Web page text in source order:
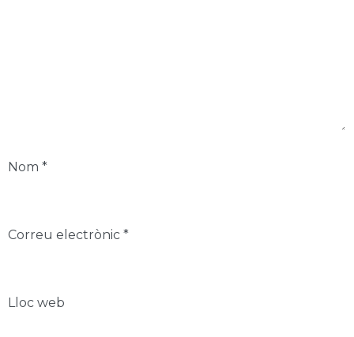
Nom *
Correu electrònic *
Lloc web